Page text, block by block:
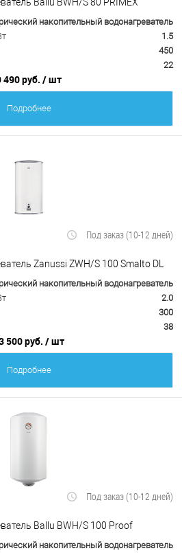
накопительный водонагреватель
1.5
450
22
490 руб. / шт
Подробнее
Под заказ (10-12 дней)
Zanussi ZWH/S 100 Smalto DL
накопительный водонагреватель
2.0
300
38
500 руб. / шт
Подробнее
Под заказ (10-12 дней)
Ballu BWH/S 100 Proof
накопительный водонагреватель